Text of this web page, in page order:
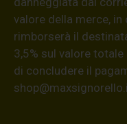
valore della merce,
rimborserà il
3,5% sul valore
di concludere il